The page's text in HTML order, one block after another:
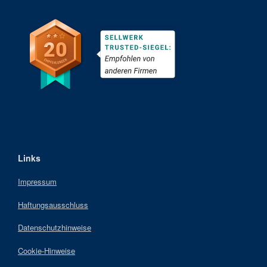
Links
Impressum
Haftungsausschluss
Datenschutzhinweise
Cookie-Hinweise